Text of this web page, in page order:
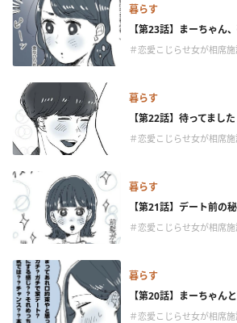
暮らす
【第23話】まーちゃん
＃恋愛こじらせ女が相席
暮らす
【第22話】待ってまし
＃恋愛こじらせ女が相席
暮らす
【第21話】デート前の
＃恋愛こじらせ女が相席
暮らす
【第20話】まーちゃん
＃恋愛こじらせ女が相席